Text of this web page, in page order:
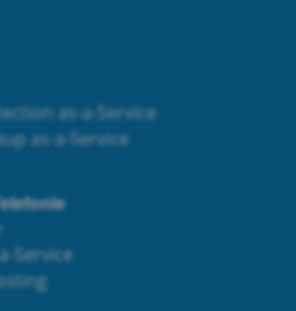
as-a-Service
as-a-Service
Service